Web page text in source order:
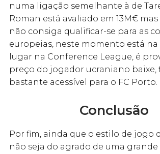
numa ligação semelhante à de
Roman está avaliado em 13M€
não consiga qualificar-se para as
europeias, neste momento está
lugar na Conference League, é
preço do jogador ucraniano baixe,
bastante acessível para o FC Porto.
Conclusão
Por fim, ainda que o estilo de jogo
não seja do agrado de uma